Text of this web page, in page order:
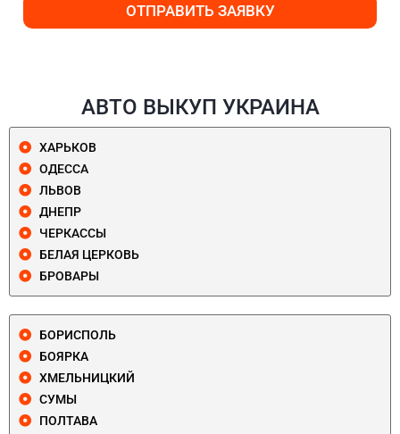
ОТПРАВИТЬ ЗАЯВКУ
АВТО ВЫКУП УКРАИНА
ХАРЬКОВ
ОДЕССА
ЛЬВОВ
ДНЕПР
ЧЕРКАССЫ
БЕЛАЯ ЦЕРКОВЬ
БРОВАРЫ
БОРИСПОЛЬ
БОЯРКА
ХМЕЛЬНИЦКИЙ
СУМЫ
ПОЛТАВА